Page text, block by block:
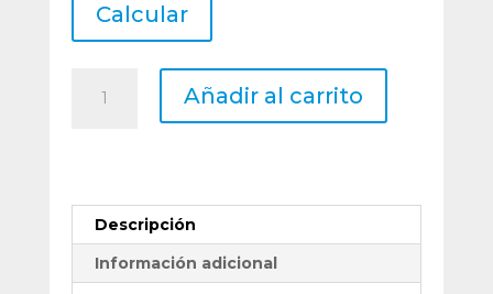
Calcular
Cuchilla
5/8
(15,8)
3,5
Añadir al carrito
Descripción
Información adicional